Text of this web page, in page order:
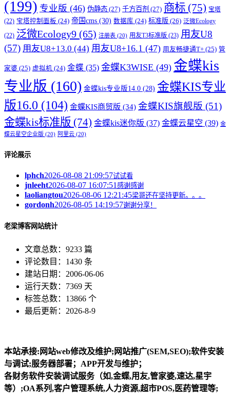
(199) 专业版 (46) 伪静态 (27) 千方百剂 (27) 商标 (75) 宝塔
(22) 宝塔控制面板 (24) 帝国cms (30) 数据库 (24) 标准版 (26) 泛微Ecology
(22) 泛微Ecology9 (65) 注册表 (20) 用友T3标准版 (23) 用友U8
(57) 用友U8+13.0 (44) 用友U8+16.1 (47) 用友畅捷通T+ (25) 管
家婆 (25) 虚拟机 (24) 金蝶 (35) 金蝶K3WISE (49) 金蝶kis
专业版 (160) 金蝶kis专业版14.0 (28) 金蝶KIS专业
版16.0 (104) 金蝶KIS商贸版 (34) 金蝶KIS旗舰版 (51)
金蝶kis标准版 (74) 金蝶kis迷你版 (37) 金蝶云星空 (39) 金
蝶云星空企业版 (20) 阿里云 (20)
评论展示
lphch2026-08-08 21:09:57试试看
jnleeht2026-08-07 16:07:51 感谢感谢
laoliangtou2026-08-06 12:21:45梁哥还在坚持更新。。。
gordonh2026-08-05 14:19:57谢谢分享！
老梁博客网站统计
文章总数：9233 篇
评论数目：1430 条
建站日期：2006-06-06
运行天数：7369 天
标签总数：13866 个
最后更新：2026-8-9
本站承接:网站web修改及维护;网站推广(SEM,SEO);软件安装
与调试;服务器部署；APP开发与维护；
各财务软件安装调试服务（如,金蝶,用友,管家婆,速达,星宇
等）;OA系列,客户管理系统,人力资源,超市POS,医药管理等;